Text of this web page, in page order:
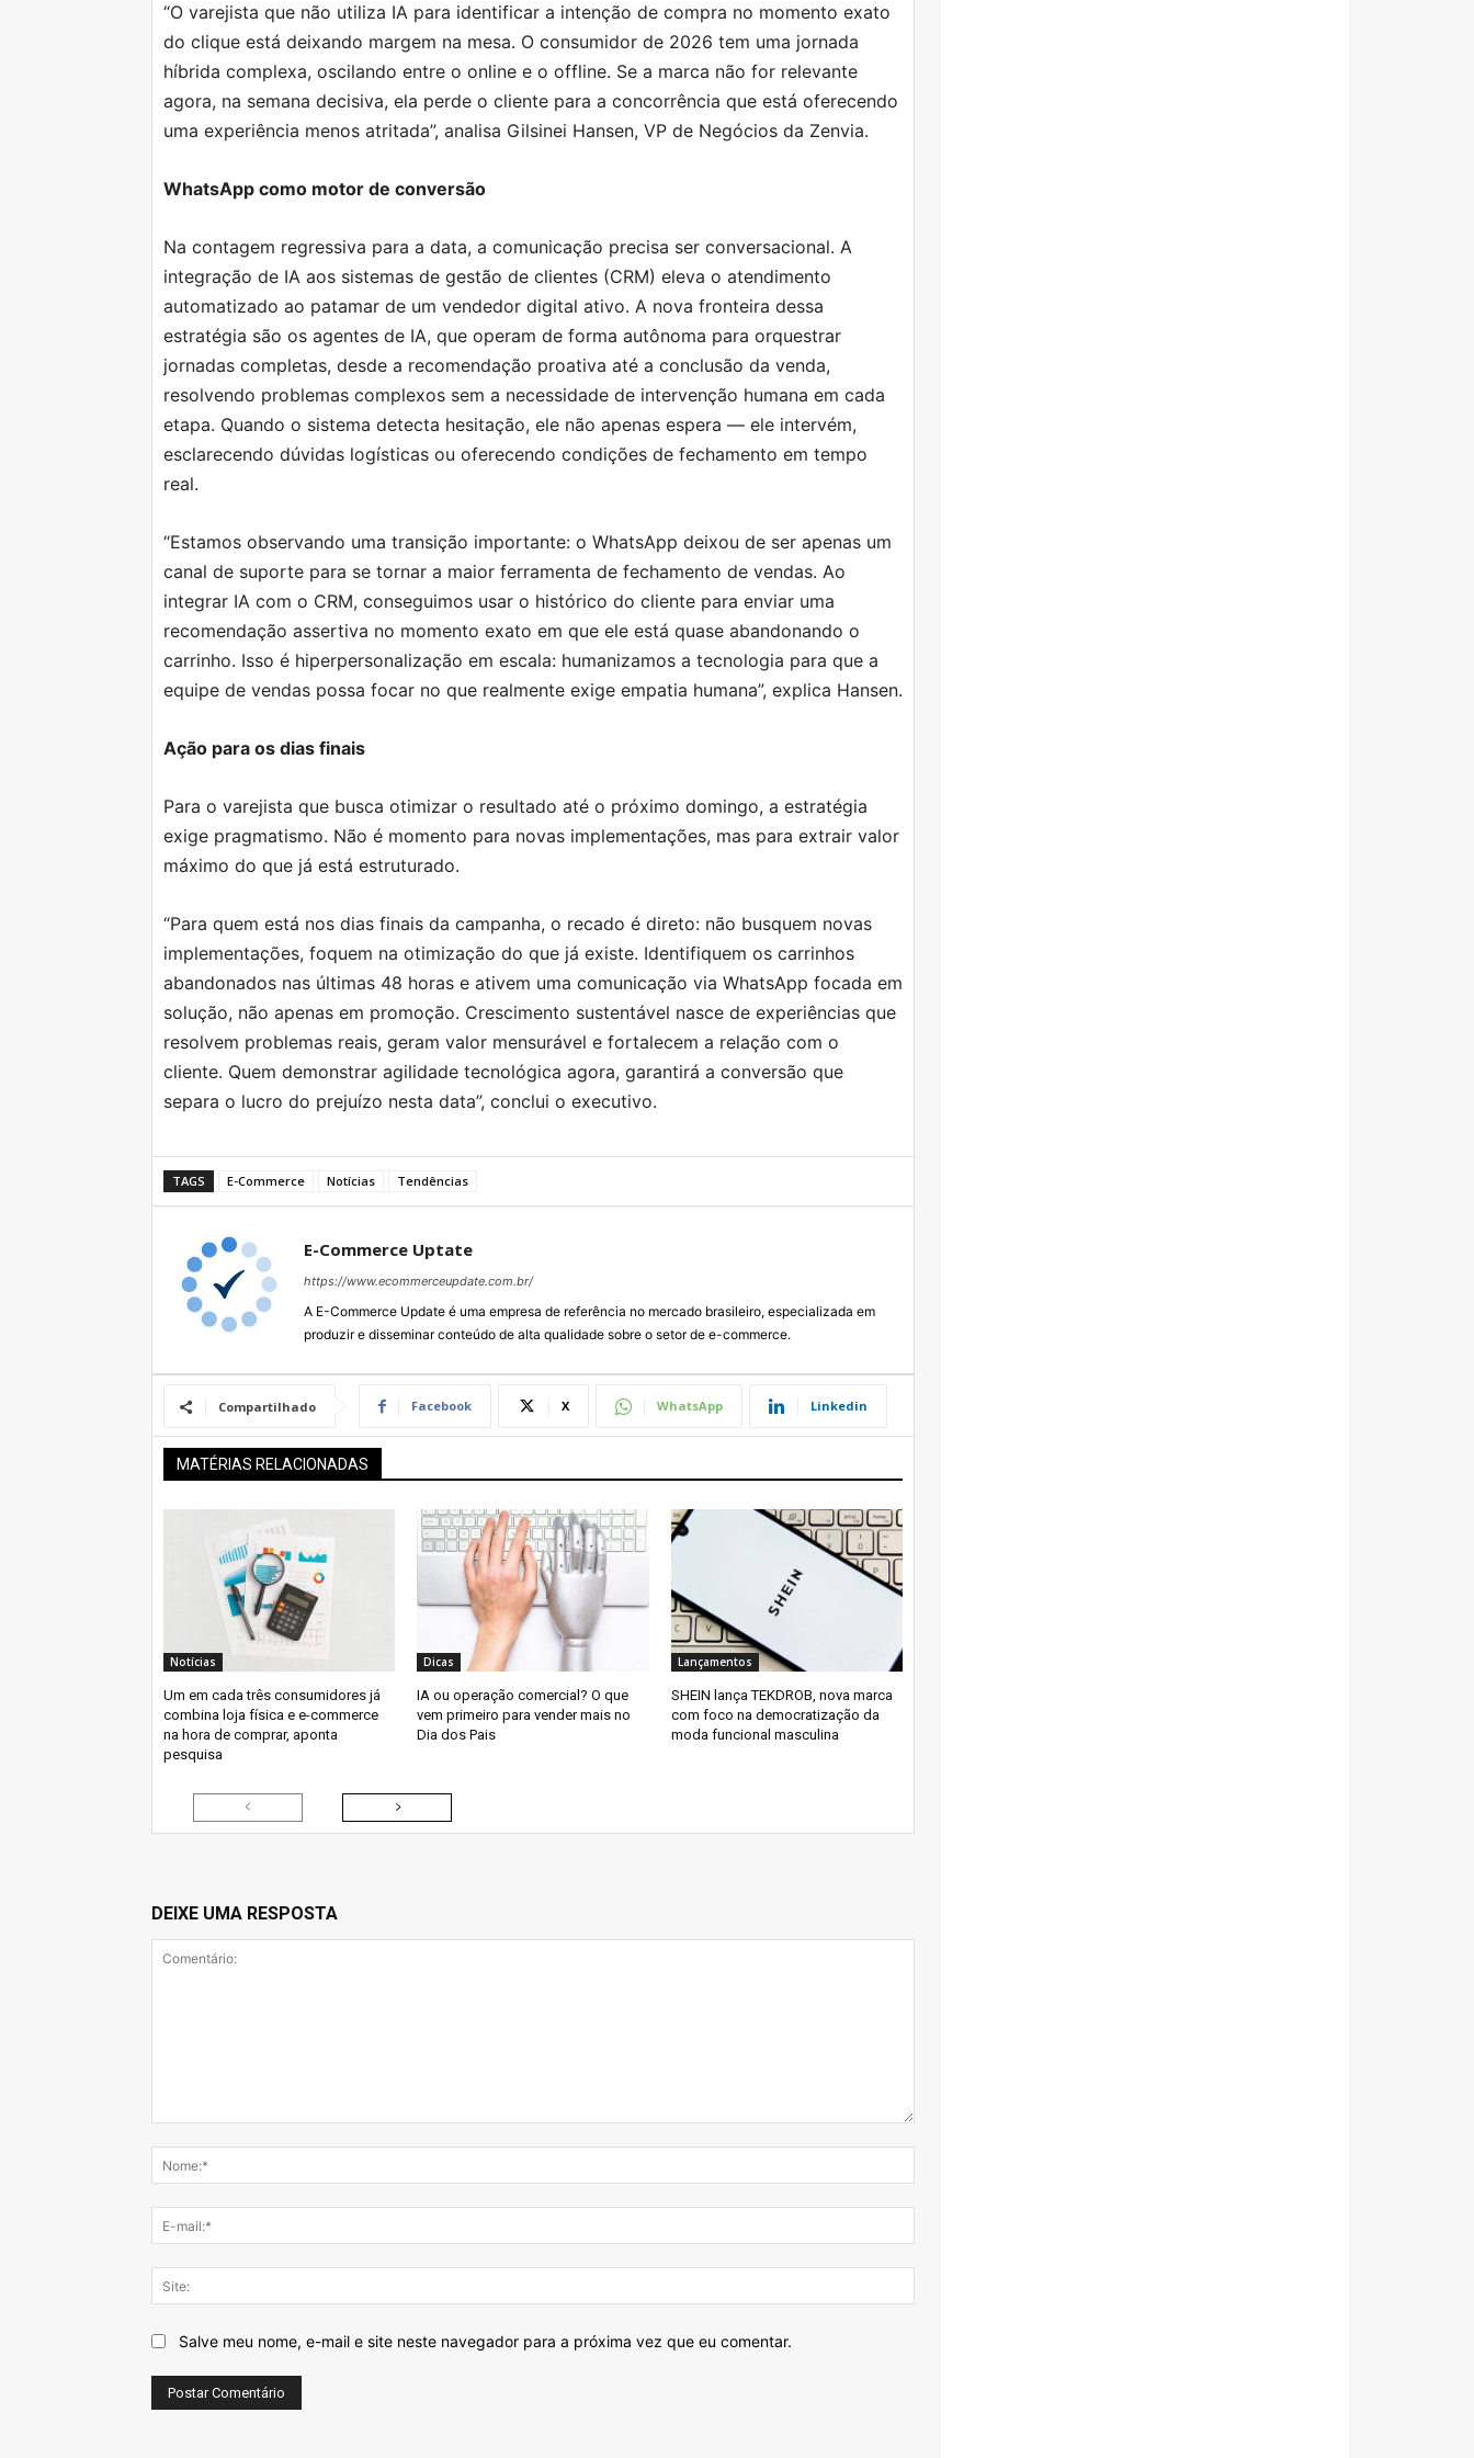
“O varejista que não utiliza IA para identificar a intenção de compra no momento exato
do clique está deixando margem na mesa. O consumidor de 2026 tem uma jornada
híbrida complexa, oscilando entre o online e o offline. Se a marca não for relevante
agora, na semana decisiva, ela perde o cliente para a concorrência que está oferecendo
uma experiência menos atritada”, analisa Gilsinei Hansen, VP de Negócios da Zenvia.
WhatsApp como motor de conversão
Na contagem regressiva para a data, a comunicação precisa ser conversacional. A
integração de IA aos sistemas de gestão de clientes (CRM) eleva o atendimento
automatizado ao patamar de um vendedor digital ativo. A nova fronteira dessa
estratégia são os agentes de IA, que operam de forma autônoma para orquestrar
jornadas completas, desde a recomendação proativa até a conclusão da venda,
resolvendo problemas complexos sem a necessidade de intervenção humana em cada
etapa. Quando o sistema detecta hesitação, ele não apenas espera — ele intervém,
esclarecendo dúvidas logísticas ou oferecendo condições de fechamento em tempo
real.
“Estamos observando uma transição importante: o WhatsApp deixou de ser apenas um
canal de suporte para se tornar a maior ferramenta de fechamento de vendas. Ao
integrar IA com o CRM, conseguimos usar o histórico do cliente para enviar uma
recomendação assertiva no momento exato em que ele está quase abandonando o
carrinho. Isso é hiperpersonalização em escala: humanizamos a tecnologia para que a
equipe de vendas possa focar no que realmente exige empatia humana”, explica Hansen.
Ação para os dias finais
Para o varejista que busca otimizar o resultado até o próximo domingo, a estratégia
exige pragmatismo. Não é momento para novas implementações, mas para extrair valor
máximo do que já está estruturado.
“Para quem está nos dias finais da campanha, o recado é direto: não busquem novas
implementações, foquem na otimização do que já existe. Identifiquem os carrinhos
abandonados nas últimas 48 horas e ativem uma comunicação via WhatsApp focada em
solução, não apenas em promoção. Crescimento sustentável nasce de experiências que
resolvem problemas reais, geram valor mensurável e fortalecem a relação com o
cliente. Quem demonstrar agilidade tecnológica agora, garantirá a conversão que
separa o lucro do prejuízo nesta data”, conclui o executivo.
TAGS E-Commerce Notícias Tendências
E-Commerce Uptate
https://www.ecommerceupdate.com.br/
A E-Commerce Update é uma empresa de referência no mercado brasileiro, especializada em
produzir e disseminar conteúdo de alta qualidade sobre o setor de e-commerce.
Compartilhado Facebook X WhatsApp Linkedin
MATÉRIAS RELACIONADAS
Notícias
Um em cada três consumidores já
combina loja física e e-commerce
na hora de comprar, aponta
pesquisa
Dicas
IA ou operação comercial? O que
vem primeiro para vender mais no
Dia dos Pais
Lançamentos
SHEIN lança TEKDROB, nova marca
com foco na democratização da
moda funcional masculina
DEIXE UMA RESPOSTA
Salve meu nome, e-mail e site neste navegador para a próxima vez que eu comentar.